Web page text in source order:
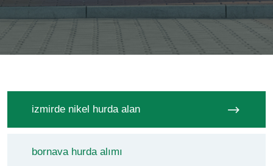
izmirde nikel hurda alan
bornava hurda alımı